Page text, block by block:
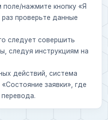
нажмите кнопку «Я
проверьте данные
следует совершить
следуя инструкциям на
действий, система
заявки», где